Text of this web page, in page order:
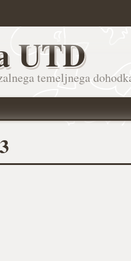
UTD
temeljnega